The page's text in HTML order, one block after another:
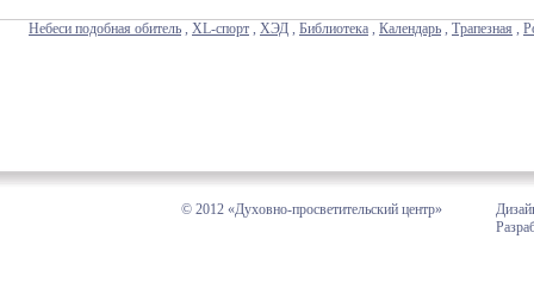
Небеси подобная обитель , XL-спорт , ХЭД , Библиотека , Календарь , Трапезная ,
© 2012 «Духовно-просветительский центр»